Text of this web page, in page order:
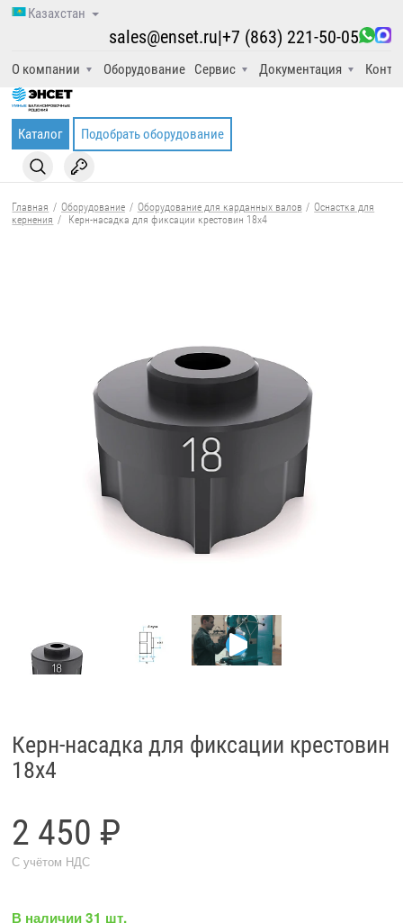
Казахстан
О компании Оборудование Сервис Документация
sales@enset.ru|+7 (863) 221-50-05
Каталог Подобрать оборудование
Главная / Оборудование / Оборудование для карданных валов / Оснастка для
кернения / Керн-насадка для фиксации крестовин 18x4
Керн-насадка для фиксации крестовин
18x4
2 450 ₽
С учётом НДС
В наличии 31 шт.